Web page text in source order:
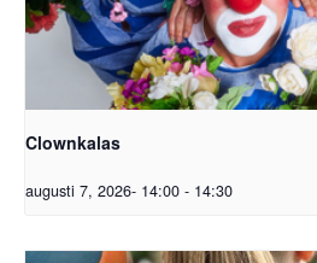
Clownkalas
augusti 7, 2026- 14:00 - 14:30